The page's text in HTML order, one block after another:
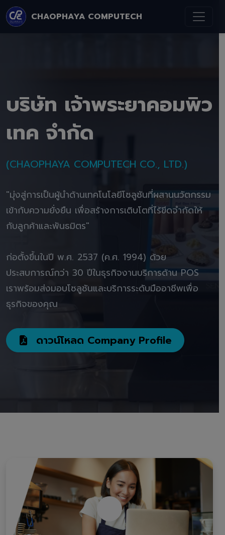
CHAOPHAYA COMPUTECH
บริษัท เจ้าพระยาคอมพิว
เทค จำกัด
(CHAOPHAYA COMPUTECH CO., LTD.)
"มุ่งสู่การเป็นผู้นำด้านเทคโนโลยีโซลูชันที่ผสานนวัตกรรม
เข้ากับความยั่งยืน เพื่อสร้างการเติบโตที่ไร้ขีดจำกัดให้
กับลูกค้าและพันธมิตร"
ก่อตั้งขึ้นในปี พ.ศ. 2537 (ค.ศ. 1994) ด้วย
ประสบการณ์กว่า 30 ปีในธุรกิจงานบริการด้าน POS
เราพร้อมส่งมอบโซลูชันและบริการระดับมืออาชีพเพื่อ
ธุรกิจของคุณ
ดาวน์โหลด Company Profile